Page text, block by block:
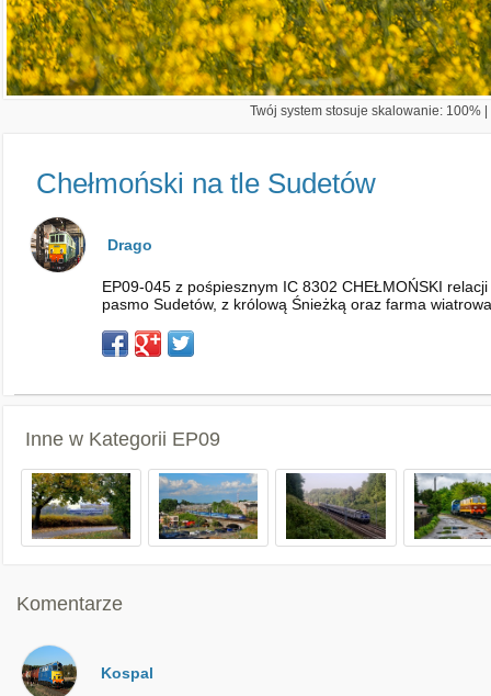
Twój system stosuje skalowanie: 100%
Chełmoński na tle Sudetów
Drago
EP09-045 z pośpiesznym IC 8302 CHEŁMOŃSKI
pasmo Sudetów, z królową Śnieżką oraz farma
Inne w Kategorii EP09
Komentarze
Kospal